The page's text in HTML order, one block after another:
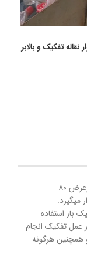
نقاله تفکیک و بالابر
نوار نقاله ها معمولا به دو صورت ساده و آج دار درعرض ۸۰
بار استفاده
عمل تفکیک انجام
هرگونه